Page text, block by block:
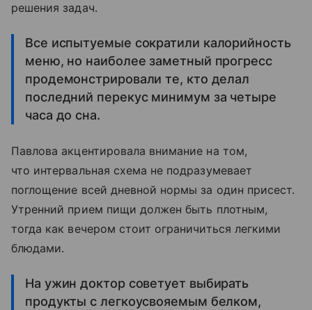
решения задач.
Все испытуемые сократили калорийность
меню, но наиболее заметный прогресс
продемонстрировали те, кто делал
последний перекус минимум за четыре
часа до сна.
Павлова акцентировала внимание на том,
что интервальная схема не подразумевает
поглощение всей дневной нормы за один присест.
Утренний прием пищи должен быть плотным,
тогда как вечером стоит ограничиться легкими
блюдами.
На ужин доктор советует выбирать
продукты с легкоусвояемым белком,